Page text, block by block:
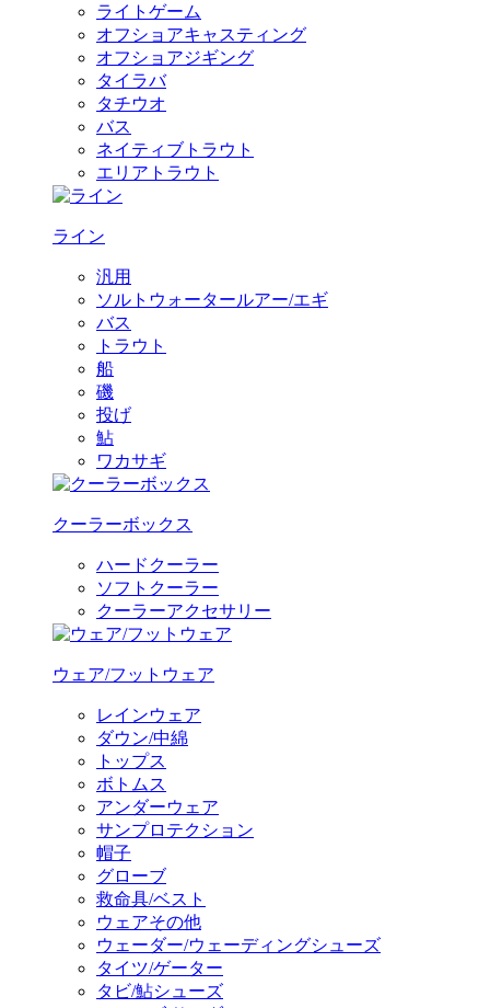
ライトゲーム
オフショアキャスティング
オフショアジギング
タイラバ
タチウオ
バス
ネイティブトラウト
エリアトラウト
ライン
汎用
ソルトウォータールアー/エギ
バス
トラウト
船
磯
投げ
鮎
ワカサギ
クーラーボックス
ハードクーラー
ソフトクーラー
クーラーアクセサリー
ウェア/フットウェア
レインウェア
ダウン/中綿
トップス
ボトムス
アンダーウェア
サンプロテクション
帽子
グローブ
救命具/ベスト
ウェアその他
ウェーダー/ウェーディングシューズ
タイツ/ゲーター
タビ/鮎シューズ